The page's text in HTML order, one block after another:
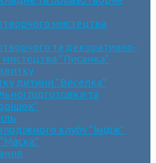
мистецтва
та декоративно-
“Писанка”
дитини “Веселка”
підготовки та
клубу “Імідж”